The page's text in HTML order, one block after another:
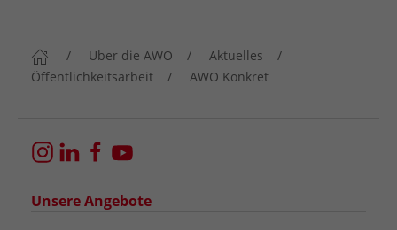
Über die AWO
Aktuelles
Öffentlichkeitsarbeit
AWO Konkret
Unsere Angebote